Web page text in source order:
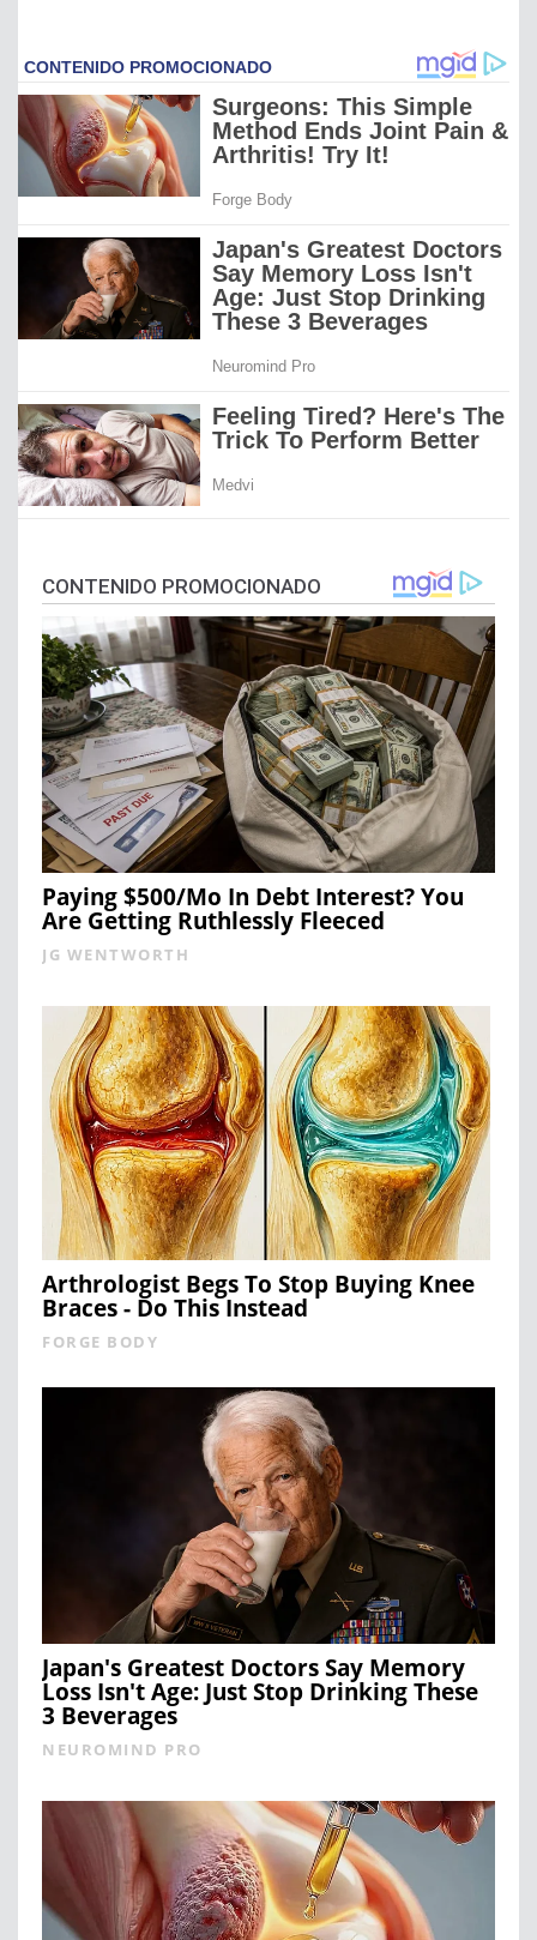
CONTENIDO PROMOCIONADO
Paying $500/Mo In Debt Interest? You
Are Getting Ruthlessly Fleeced
JG WENTWORTH
Arthrologist Begs To Stop Buying Knee
Braces - Do This Instead
FORGE BODY
Japan's Greatest Doctors Say Memory
Loss Isn't Age: Just Stop Drinking These
3 Beverages
NEUROMIND PRO